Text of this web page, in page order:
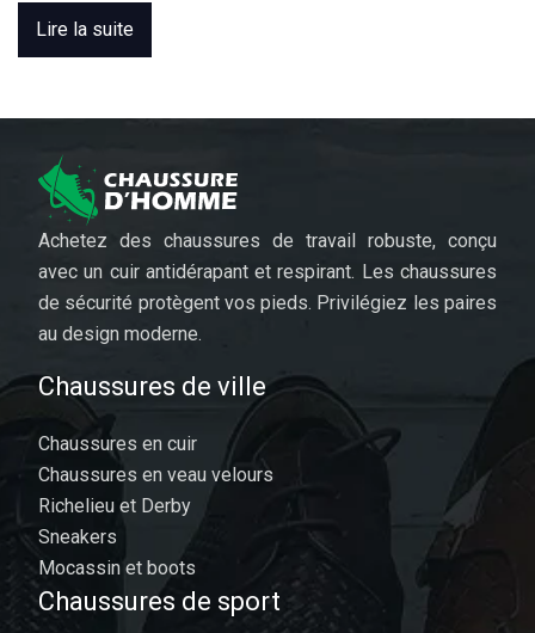
Lire la suite
Achetez des chaussures de travail robuste, conçu
avec un cuir antidérapant et respirant. Les chaussures
de sécurité protègent vos pieds. Privilégiez les paires
au design moderne.
Chaussures de ville
Chaussures en cuir
Chaussures en veau velours
Richelieu et Derby
Sneakers
Mocassin et boots
Chaussures de sport